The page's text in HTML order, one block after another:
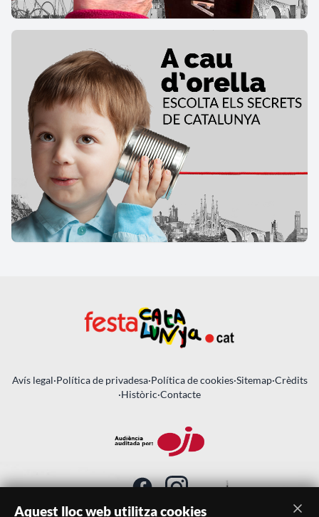
Avís legal·Política de privadesa·Política de cookies·Sitemap·Crèdits
·Històric·Contacte
Aquest lloc web utilitza cookies